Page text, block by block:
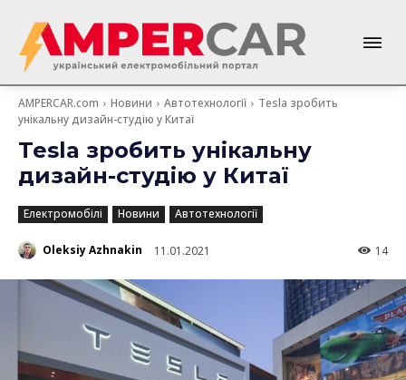
AMPERCAR.com Новини Автотехнології
Tesla зробить
унікальну дизайн-студію у Китаї
Tesla зробить унікальну
дизайн-студію у Китаї
Електромобілі Новини Автотехнології
Oleksiy Azhnakin 11.01.2021 14